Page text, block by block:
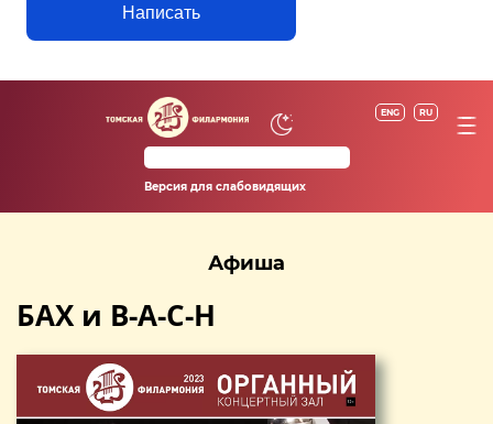
Написать
ENG RU
Версия для слабовидящих
Афиша
БАХ и B-A-C-H